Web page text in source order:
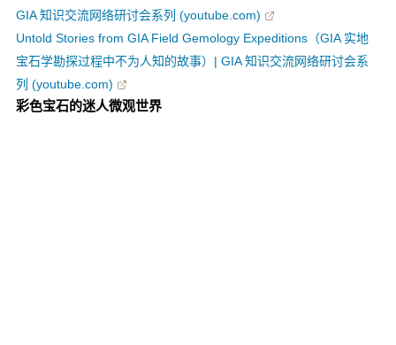
GIA 知识交流网络研讨会系列 (youtube.com)
Untold Stories from GIA Field Gemology Expeditions（GIA 实地
宝石学勘探过程中不为人知的故事）| GIA 知识交流网络研讨会系
列 (youtube.com)
彩色宝石的迷人微观世界